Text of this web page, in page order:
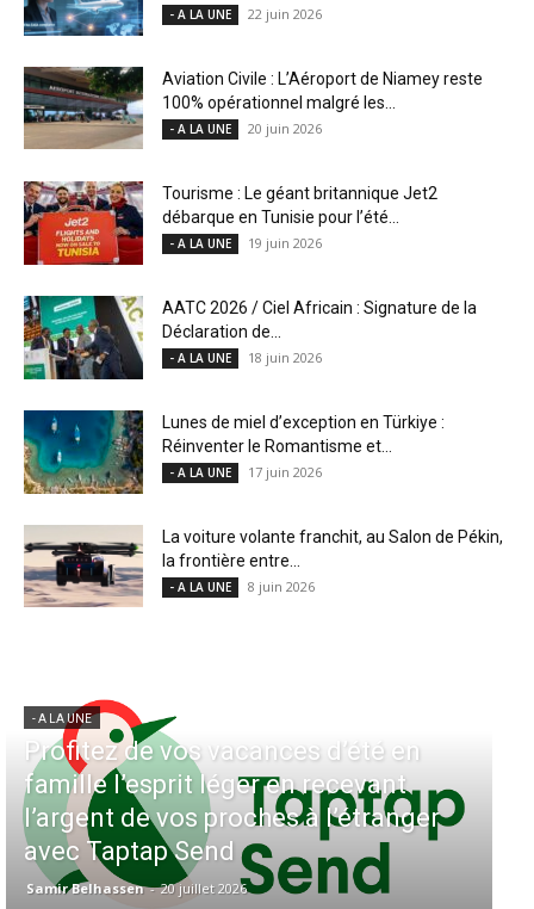
- A LA UNE 22 juin 2026
Aviation Civile : L’Aéroport de Niamey reste
100% opérationnel malgré les...
- A LA UNE 20 juin 2026
Tourisme : Le géant britannique Jet2
débarque en Tunisie pour l’été...
- A LA UNE 19 juin 2026
AATC 2026 / Ciel Africain : Signature de la
Déclaration de...
- A LA UNE 18 juin 2026
Lunes de miel d’exception en Türkiye :
Réinventer le Romantisme et...
- A LA UNE 17 juin 2026
La voiture volante franchit, au Salon de Pékin,
la frontière entre...
- A LA UNE 8 juin 2026
- A LA UNE
Aérien & Stratégie : Comment Royal
Air Maroc fait de la diaspora
européenne le moteur de son hub de
Casablanca
Samir Belhassen - 4 août 2026